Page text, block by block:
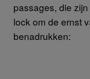
passages, die
lock om de ernst
benadrukken: